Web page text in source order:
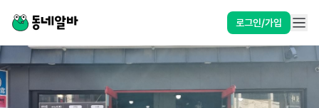
로그인/가입